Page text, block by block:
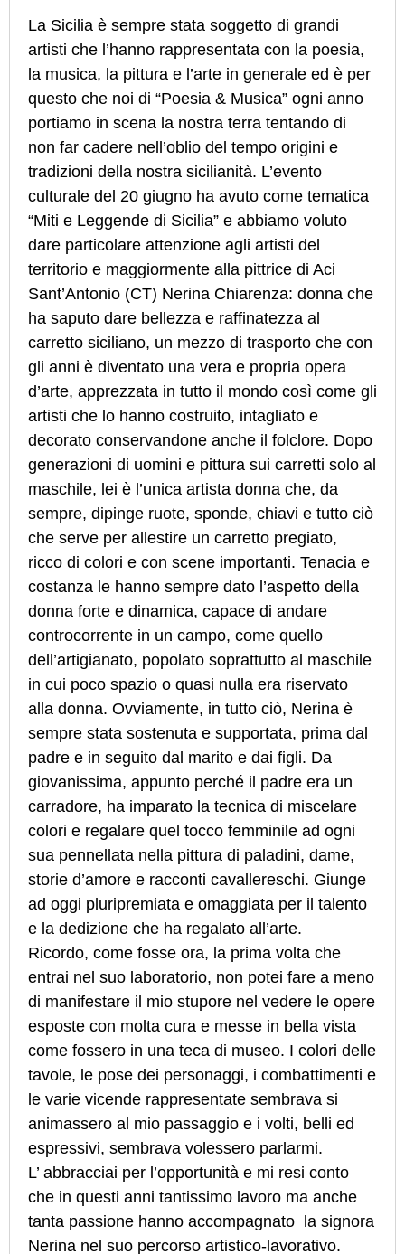
La Sicilia è sempre stata soggetto di grandi
artisti che l’hanno rappresentata con la poesia,
la musica, la pittura e l’arte in generale ed è per
questo che noi di “Poesia & Musica” ogni anno
portiamo in scena la nostra terra tentando di
non far cadere nell’oblio del tempo origini e
tradizioni della nostra sicilianità. L’evento
culturale del 20 giugno ha avuto come tematica
“Miti e Leggende di Sicilia” e abbiamo voluto
dare particolare attenzione agli artisti del
territorio e maggiormente alla pittrice di Aci
Sant’Antonio (CT) Nerina Chiarenza: donna che
ha saputo dare bellezza e raffinatezza al
carretto siciliano, un mezzo di trasporto che con
gli anni è diventato una vera e propria opera
d’arte, apprezzata in tutto il mondo così come gli
artisti che lo hanno costruito, intagliato e
decorato conservandone anche il folclore. Dopo
generazioni di uomini e pittura sui carretti solo al
maschile, lei è l’unica artista donna che, da
sempre, dipinge ruote, sponde, chiavi e tutto ciò
che serve per allestire un carretto pregiato,
ricco di colori e con scene importanti. Tenacia e
costanza le hanno sempre dato l’aspetto della
donna forte e dinamica, capace di andare
controcorrente in un campo, come quello
dell’artigianato, popolato soprattutto al maschile
in cui poco spazio o quasi nulla era riservato
alla donna. Ovviamente, in tutto ciò, Nerina è
sempre stata sostenuta e supportata, prima dal
padre e in seguito dal marito e dai figli. Da
giovanissima, appunto perché il padre era un
carradore, ha imparato la tecnica di miscelare
colori e regalare quel tocco femminile ad ogni
sua pennellata nella pittura di paladini, dame,
storie d’amore e racconti cavallereschi. Giunge
ad oggi pluripremiata e omaggiata per il talento
e la dedizione che ha regalato all’arte.
Ricordo, come fosse ora, la prima volta che
entrai nel suo laboratorio, non potei fare a meno
di manifestare il mio stupore nel vedere le opere
esposte con molta cura e messe in bella vista
come fossero in una teca di museo. I colori delle
tavole, le pose dei personaggi, i combattimenti e
le varie vicende rappresentate sembrava si
animassero al mio passaggio e i volti, belli ed
espressivi, sembrava volessero parlarmi.
L’ abbracciai per l’opportunità e mi resi conto
che in questi anni tantissimo lavoro ma anche
tanta passione hanno accompagnato la signora
Nerina nel suo percorso artistico-lavorativo.